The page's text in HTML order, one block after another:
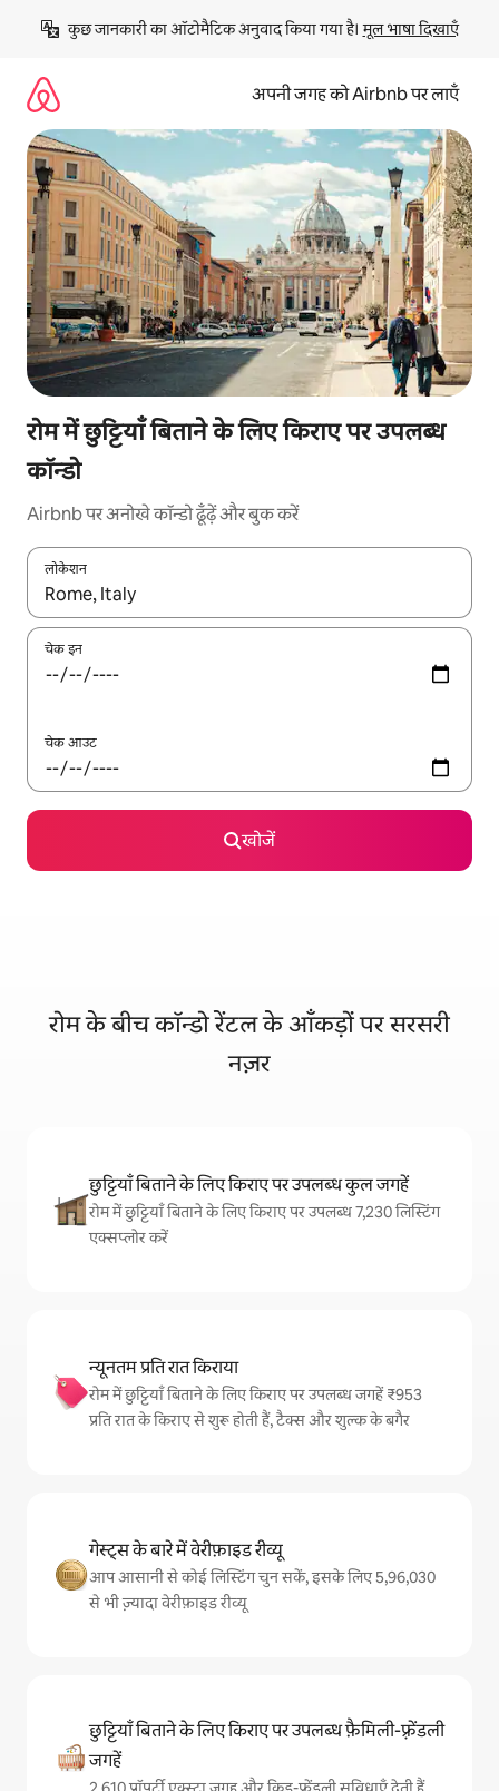
छोड़कर
कॉन्टेंट
कुछ जानकारी का ऑटोमैटिक अनुवाद किया गया है। मूल भाषा दिखाएँ
अपनी जगह को Airbnb पर लाएँ
रोम में छुट्टियाँ बिताने के लिए किराए पर उपलब्ध
कॉन्डो
Airbnb पर अनोखे कॉन्डो ढूँढ़ें और बुक करें
लोकेशन
नतीजों के उपलब्ध होने पर, अप और डाउन 'ऐरो की' का इस्तेमाल करके नेविगेट
चेक इन
चेक आउट
खोजें
रोम के बीच कॉन्डो रेंटल के आँकड़ों पर सरसरी
नज़र
छुट्टियाँ बिताने के लिए किराए पर उपलब्ध कुल जगहें
रोम में छुट्टियाँ बिताने के लिए किराए पर उपलब्ध 7,230 लिस्टिंग
एक्सप्लोर करें
न्यूनतम प्रति रात किराया
रोम में छुट्टियाँ बिताने के लिए किराए पर उपलब्ध जगहें ₹953
प्रति रात के किराए से शुरू होती हैं, टैक्स और शुल्क के बगैर
गेस्ट्स के बारे में वेरीफ़ाइड रीव्यू
आप आसानी से कोई लिस्टिंग चुन सकें, इसके लिए 5,96,030
से भी ज़्यादा वेरीफ़ाइड रीव्यू
छुट्टियाँ बिताने के लिए किराए पर उपलब्ध फ़ैमिली-फ़्रेंडली
जगहें